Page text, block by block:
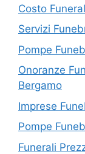
Costo
Servizi
Pompe
Onoranze
Bergamo
Imprese
Pompe
Funerali